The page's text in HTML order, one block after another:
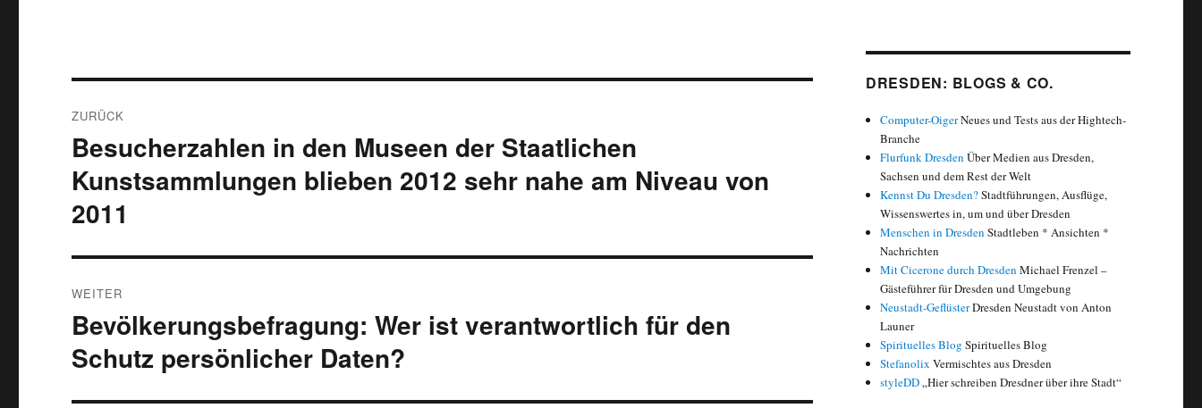
ZURÜCK
Vorheriger
Beitrag:
Besucherzahlen in den Museen der Staatlichen
Kunstsammlungen blieben 2012 sehr nahe am Niveau von
2011
WEITER
Nächster
Beitrag:
Bevölkerungsbefragung: Wer ist verantwortlich für den
Schutz persönlicher Daten?
DRESDEN: BLOGS & CO.
Computer-OigerNeues und Tests aus der Hightech-
Branche
Flurfunk Dresden Über Medien aus Dresden,
Sachsen und dem Rest der Welt
Kennst Du Dresden?Stadtführungen, Ausflüge,
Wissenswertes in, um und über Dresden
Menschen in Dresden Stadtleben * Ansichten *
Nachrichten
Mit Cicerone durch Dresden Michael Frenzel –
Gästeführer für Dresden und Umgebung
Neustadt-GeflüsterDresden Neustadt von Anton
Launer
Spirituelles Blog Spirituelles Blog
Stefanolix Vermischtes aus Dresden
styleDD„Hier schreiben Dresdner über ihre Stadt“